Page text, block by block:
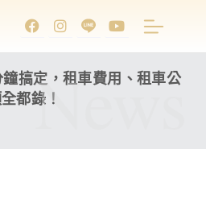
搞定，租車費用、租車公
都錄！News